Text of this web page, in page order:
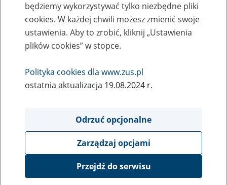
Prace serwisowe ePUAP - utrudnienia na
PUE
13
czerwca
2014
Szanowni Państwo,
z powodu prac serwisowych prowadzonych w
systemie ePUAP, w dniu13.06.2014 r. w godzinach
mogą się pojawić przejściowe
problemy w dostępie do funkcjonalności profilu
będziemy wykorzystywać tylko niezbędne pliki
cookies. W każdej chwili możesz zmienić swoje
ustawienia. Aby to zrobić, kliknij „Ustawienia
plików cookies” w stopce.
Polityka cookies dla www.zus.pl
ostatnia aktualizacja 19.08.2024 r.
Odrzuć opcjonalne
Zarządzaj opcjami
Przejdź do serwisu